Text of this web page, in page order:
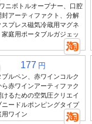
ニボトルオープナー、口腔
封アーティファクト、分解
スプレス磁気冷蔵用マグネ
家庭用ポータブルガジェッ
177 円
ブルペン、赤ワインコルク
ら赤ワインアーティファク
けるための空気圧クリエイ
ニードルポンピングタイプ
用ワイン